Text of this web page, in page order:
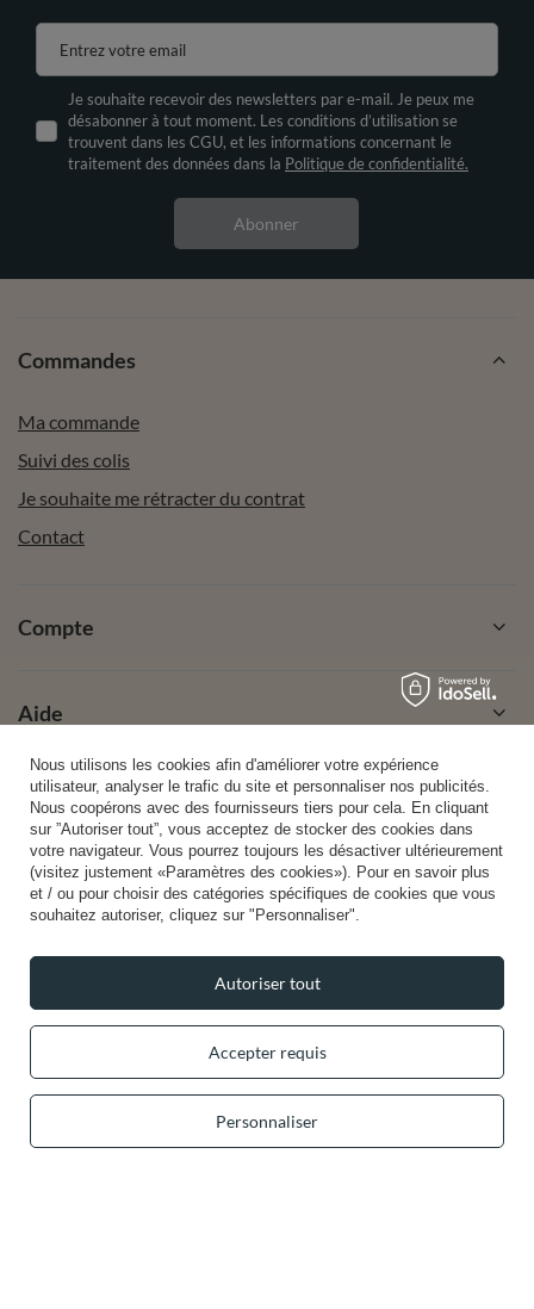
Entrez votre email
Je souhaite recevoir des newsletters par e-mail. Je peux me
désabonner à tout moment. Les conditions d’utilisation se
trouvent dans les CGU, et les informations concernant le
traitement des données dans la Politique de confidentialité.
Abonner
Commandes
Ma commande
Suivi des colis
Je souhaite me rétracter du contrat
Contact
Compte
Aide
Info
+49 32 2210 915 31 (allemand/anglais)
contact@vivisence.com
DE13 0SH Burton-on-Trent
Dans le magasin, nous présentons les prix bruts (TVA comprise).
Nous utilisons les cookies afin d'améliorer votre expérience
utilisateur, analyser le trafic du site et personnaliser nos publicités.
Nous coopérons avec des fournisseurs tiers pour cela. En cliquant
sur ”Autoriser tout”, vous acceptez de stocker des cookies dans
votre navigateur. Vous pourrez toujours les désactiver ultérieurement
(visitez justement «Paramètres des cookies»). Pour en savoir plus
et / ou pour choisir des catégories spécifiques de cookies que vous
souhaitez autoriser, cliquez sur "Personnaliser".
Accepter requis
Personnaliser
Autoriser tout